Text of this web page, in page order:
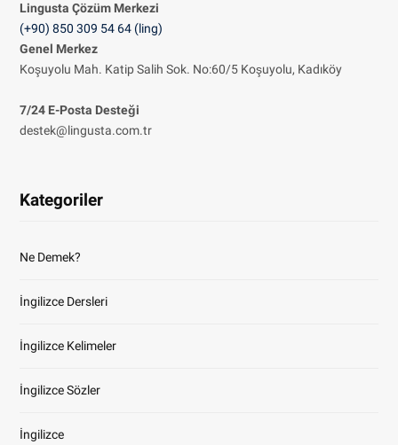
Lingusta Çözüm Merkezi
(+90) 850 309 54 64 (ling)
Genel Merkez
Koşuyolu Mah. Katip Salih Sok. No:60/5 Koşuyolu, Kadıköy
7/24 E-Posta Desteği
destek@lingusta.com.tr
Kategoriler
Ne Demek?
İngilizce Dersleri
İngilizce Kelimeler
İngilizce Sözler
İngilizce